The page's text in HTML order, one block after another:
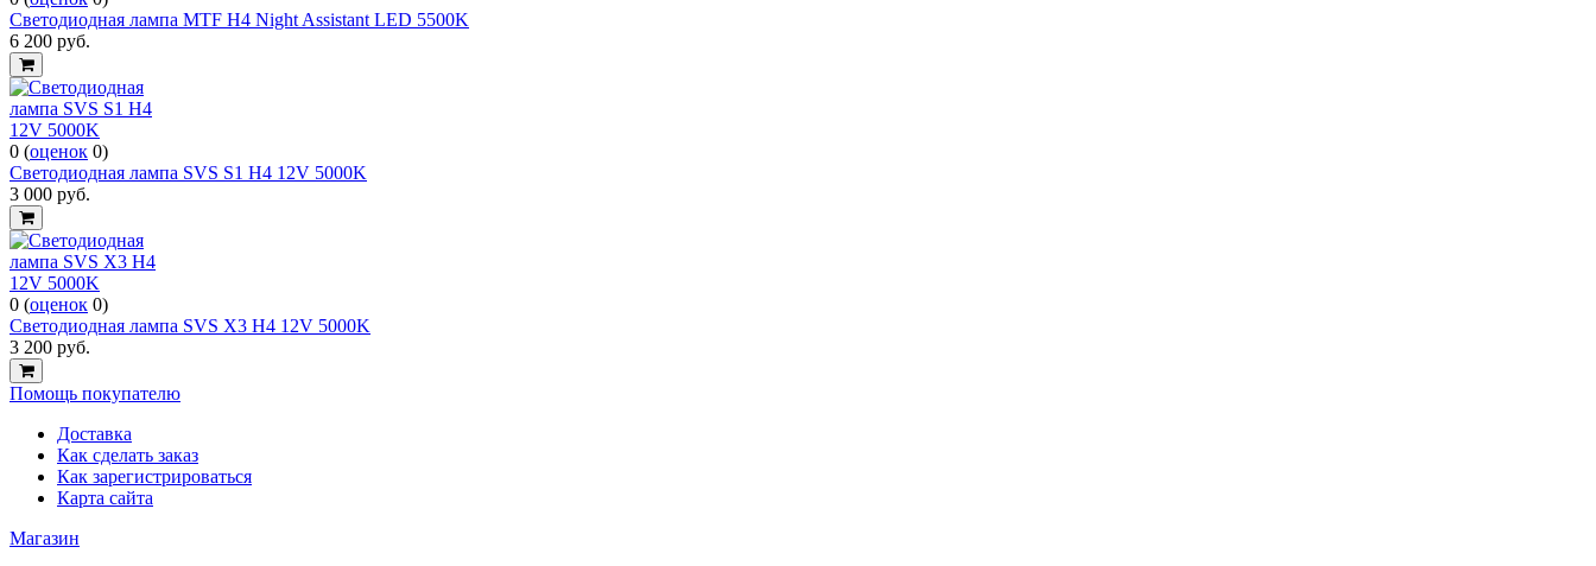
Светодиодная лампа MTF H4 Night Assistant LED 5500K
6 200 руб.
0 (оценок 0)
Светодиодная лампа SVS S1 H4 12V 5000K
3 000 руб.
0 (оценок 0)
Светодиодная лампа SVS X3 H4 12V 5000K
3 200 руб.
Помощь покупателю
Доставка
Как сделать заказ
Как зарегистрироваться
Карта сайта
Магазин